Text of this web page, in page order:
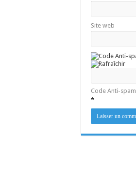
Site web
Code Anti-spam
*